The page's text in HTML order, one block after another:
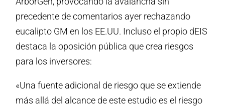
precedente de comentarios ayer rechazando
eucalipto GM en los EE.UU. Incluso el propio dEIS
destaca la oposición pública que crea riesgos
para los inversores:
«Una fuente adicional de riesgo que se extiende
más allá del alcance de este estudio es el riesgo